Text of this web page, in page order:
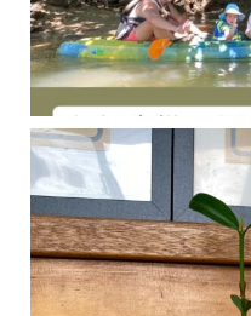
今年の1月にお店に植えたマングローブ(メヒルギ)の苗が成長してきました
マングロ